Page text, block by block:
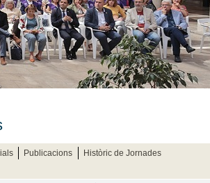
Publicacions Històric de Jornades